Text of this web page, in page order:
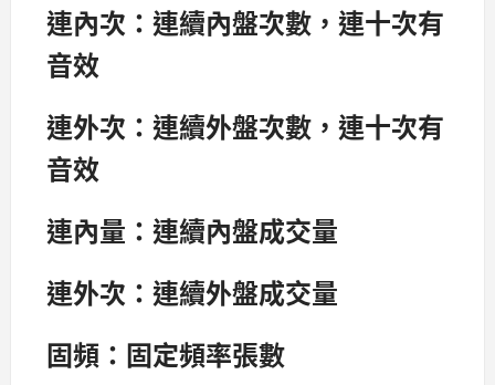
連內次：連續內盤次數，連十次有
音效
連外次：連續外盤次數，連十次有
音效
連內量：連續內盤成交量
連外次：連續外盤成交量
固頻：固定頻率張數